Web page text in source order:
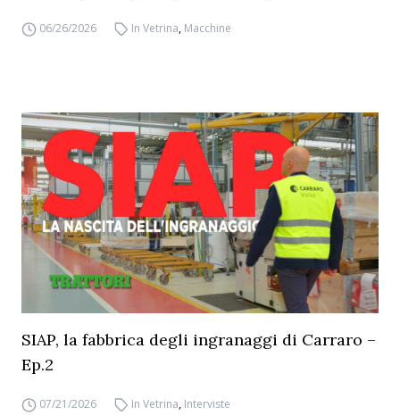
06/26/2026 In Vetrina, Macchine
SIAP, la fabbrica degli ingranaggi di Carraro –
Ep.2
07/21/2026 In Vetrina, Interviste